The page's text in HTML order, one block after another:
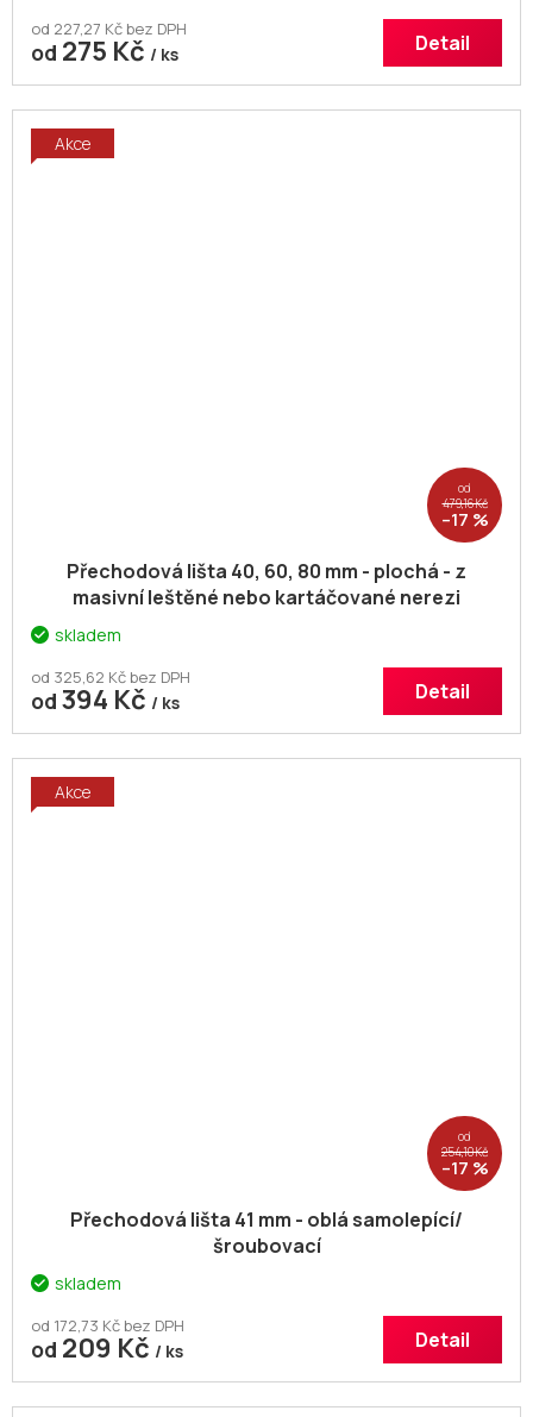
od 227,27 Kč bez DPH
od 275 Kč / ks Detail
Akce
od
479,16 Kč
–17 %
Přechodová lišta 40, 60, 80 mm - plochá - z
masivní leštěné nebo kartáčované nerezi
skladem
od 325,62 Kč bez DPH
od 394 Kč / ks Detail
Akce
od
254,10 Kč
–17 %
Přechodová lišta 41 mm - oblá samolepící/
šroubovací
skladem
od 172,73 Kč bez DPH
od 209 Kč / ks Detail